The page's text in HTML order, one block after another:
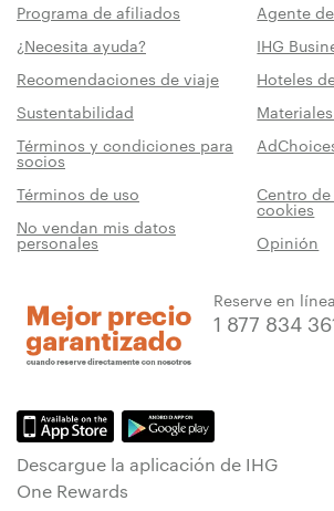
Programa de afiliados
Agente
¿Necesita ayuda?
IHG
Recomendaciones de viaje
Hoteles
Sustentabilidad
Términos y condiciones para
socios
Términos de uso Centro
cookies
No vendan mis datos
personales Opinión
Reserve en
1 877 834
Descargue la aplicación de IHG
One Rewards